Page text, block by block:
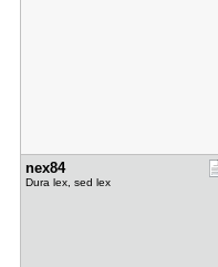
nex84
Dura lex, sed lex